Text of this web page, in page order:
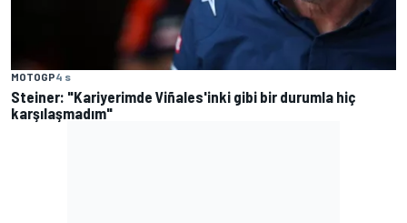
MOTOGP4 s
Steiner: "Kariyerimde Viñales'inki gibi bir durumla hiç
karşılaşmadım"